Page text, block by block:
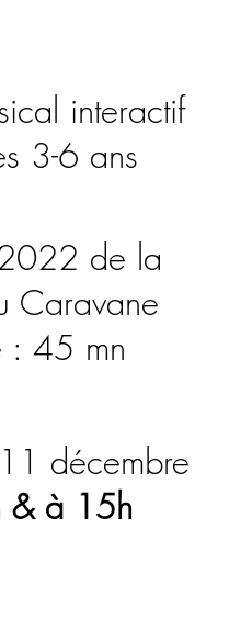
interactif
3-6 ans
de la
Caravane
: 45 mn
décembre
& à 15h